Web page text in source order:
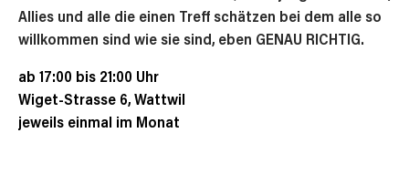
Allies und alle die einen Treff schätzen bei dem alle so
willkommen sind wie sie sind, eben GENAU RICHTIG.
ab 17:00 bis 21:00 Uhr
Wiget-Strasse 6, Wattwil
jeweils einmal im Monat